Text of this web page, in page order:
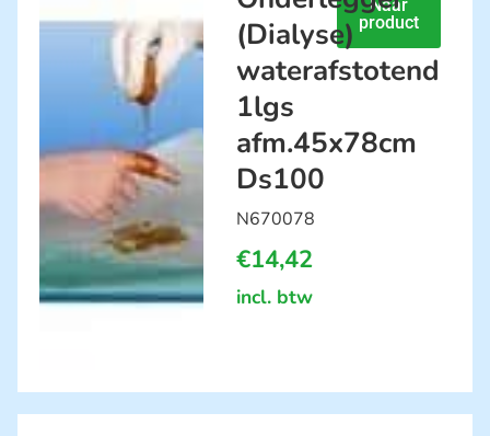
Naar
product
(Dialyse)
waterafstotend
1lgs
afm.45x78cm
Ds100
N670078
€14,42
incl. btw